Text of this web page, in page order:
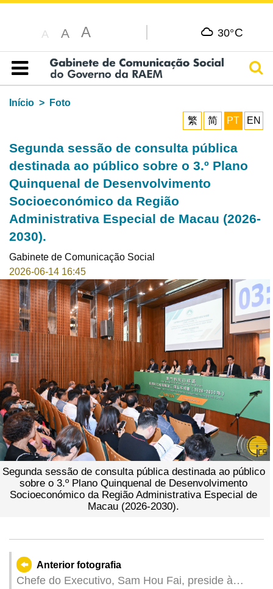
A A A 30°C
Índice
Início
Foto
繁
简 PT EN
Segunda sessão de consulta pública
destinada ao público sobre o 3.º Plano
Quinquenal de Desenvolvimento
Socioeconómico da Região
Administrativa Especial de Macau (2026-
2030).
Gabinete de Comunicação Social
2026-06-14 16:45
Segunda sessão de consulta pública destinada ao público
sobre o 3.º Plano Quinquenal de Desenvolvimento
Socioeconómico da Região Administrativa Especial de
Macau (2026-2030).
Anterior fotografia
Chefe do Executivo, Sam Hou Fai, preside à